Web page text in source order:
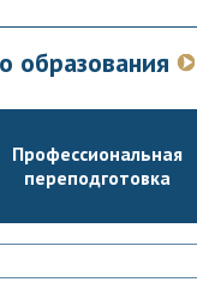
образования
Профессиональная
переподготовка